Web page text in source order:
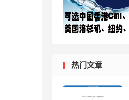
热门文章